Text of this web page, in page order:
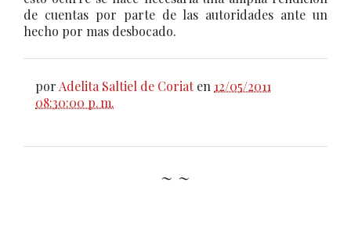
de cuentas por parte de las autoridades ante un
hecho por mas desbocado.
por Adelita Saltiel de Coriat en 12/05/2011
08:30:00 p. m.
~ ~